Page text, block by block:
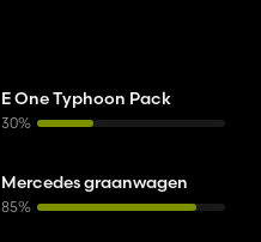
E One Typhoon Pack
30%
Mercedes graanwagen
85%